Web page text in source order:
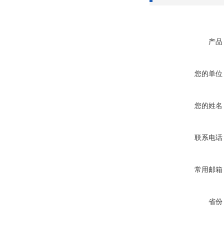
产品
您的单位
您的姓名
联系电话
常用邮箱
省份